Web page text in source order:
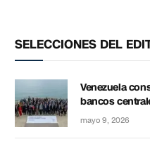
SELECCIONES DEL
Venezuela
bancos
mayo 9, 2026